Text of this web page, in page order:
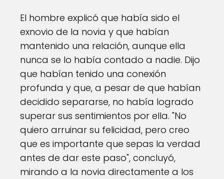
El hombre explicó que había sido el
exnovio de la novia y que habían
mantenido una relación, aunque ella
nunca se lo había contado a nadie. Dijo
que habían tenido una conexión
profunda y que, a pesar de que habían
decidido separarse, no había logrado
superar sus sentimientos por ella. "No
quiero arruinar su felicidad, pero creo
que es importante que sepas la verdad
antes de dar este paso", concluyó,
mirando a la novia directamente a los